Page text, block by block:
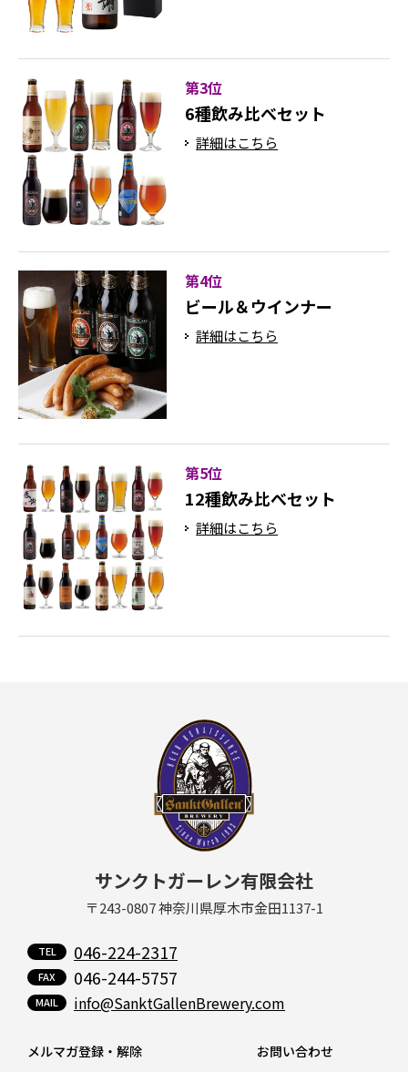
第3位
6種飲み比べセット
詳細はこちら
第4位
ビール＆ウインナー
詳細はこちら
第5位
12種飲み比べセット
詳細はこちら
サンクトガーレン有限会社
〒243-0807 神奈川県厚木市金田1137-1
046-224-2317
046-244-5757
info@SanktGallenBrewery.com
メルマガ登録・解除
お問い合わせ